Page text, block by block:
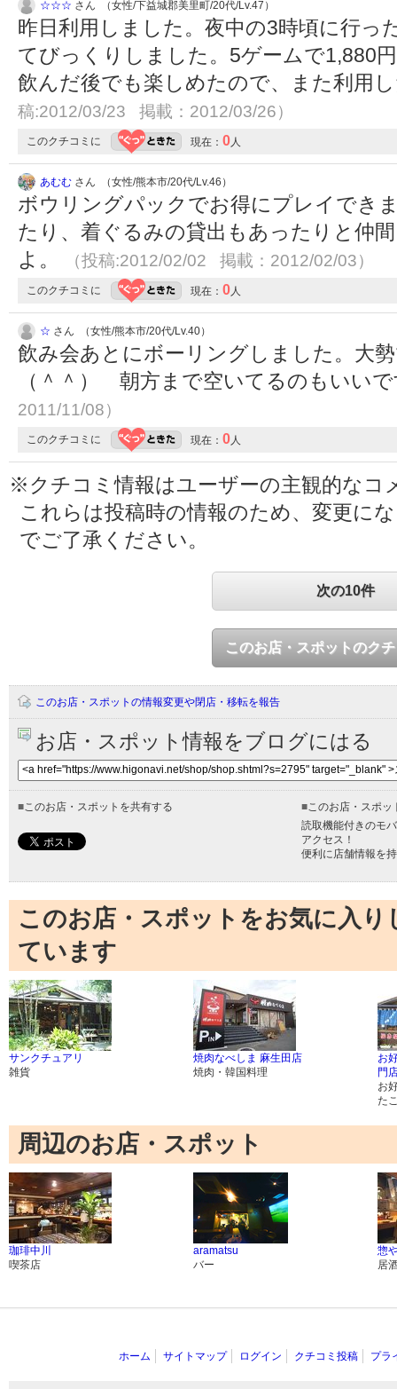
☆☆☆ さん （女性/下益城郡美里町/20代/Lv.47）
昨日利用しました。夜中の3時頃に行っ
てびっくりしました。5ゲームで1,880
飲んだ後でも楽しめたので、また利用
稿:2012/03/23 掲載：2012/03/26）
このクチコミに 現在： 0 人
あむむ さん （女性/熊本市/20代/Lv.46）
ボウリングパックでお得にプレイでき
たり、着ぐるみの貸出もあったりと仲
よ。
（投稿:2012/02/02 掲載：2012/02/03）
このクチコミに 現在： 0 人
☆ さん （女性/熊本市/20代/Lv.40）
飲み会あとにボーリングしました。大
（＾＾） 朝方まで空いてるのもいい
2011/11/08）
このクチコミに 現在： 0 人
※クチコミ情報はユーザーの主観的なコ
これらは投稿時の情報のため、変更に
でご了承ください。
次の10件
このお店・スポットのク
このお店・スポットの情報変更や閉店・移転を報告
お店・スポット情報をブログにはる
■ このお店・スポットを共有する ■ このお店・スポ
読取機能付きのモ
アクセス！
便利に店舗情報を
このお店・スポットをお気に入
ています
サンクチュアリ
雑貨
焼肉なべしま 麻生田店
焼肉・韓国料理
お
門
お
た
周辺のお店・スポット
珈琲中川
喫茶店
aramatsu
バー
惣
居
ホーム サイトマップ ログイン クチコミ投稿 プラ